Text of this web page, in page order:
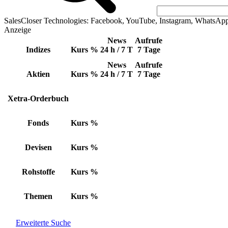
SalesCloser Technologies: Facebook, YouTube, Instagram,
Anzeige
Indizes Kurs %
News
24 h / 7 T
Aufrufe
7 Tage
Aktien Kurs %
News
24 h / 7 T
Aufrufe
7 Tage
Xetra-Orderbuch
Fonds Kurs %
Devisen Kurs %
Rohstoffe Kurs %
Themen Kurs %
Erweiterte Suche